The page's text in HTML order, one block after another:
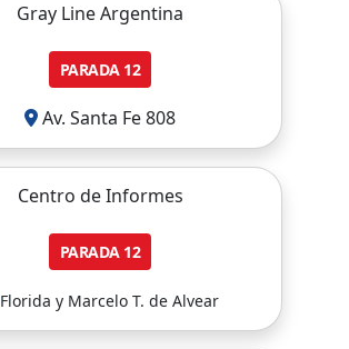
Gray Line Argentina
PARADA12
Av. Santa Fe 808
Centro de Informes
PARADA12
Florida y Marcelo T. de Alvear